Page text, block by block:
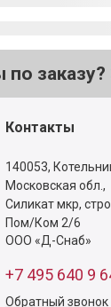
по заказу?
Контакты
140053,
Московская обл.,
Силикат мкр,
Пом/Ком 2/6
ООО «Д-Снаб»
+7 495 640 9
Обратный звонок